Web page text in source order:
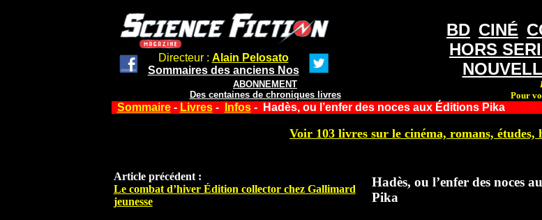
Directeur : Alain Pelosato
Sommaires des anciens Nos
ABONNEMENT
Des centaines de chroniques livres
BD CINÉ
HORS
Pour
Sommaire- Livres- Infos- Hadès, ou l’enfer des noces aux Éditions Pika
Voir 103 livres sur le cinéma, romans, études,
Article précédent :
Le combat d’hiver Édition collector chez Gallimard
jeunesse
Hadès, ou l’enfer des noces
Pika